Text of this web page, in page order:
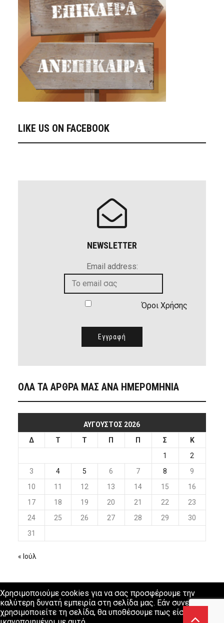
LIKE US ON FACEBOOK
NEWSLETTER
Email address:
Όροι Χρήσης
ΟΛΑ ΤΑ ΑΡΘΡΑ ΜΑΣ ΑΝΑ ΗΜΕΡΟΜΗΝΙΑ
ΑΎΓΟΥΣΤΟΣ 2026
Δ
Τ Τ Π Π Σ
Κ
1
2
3
4 5 6 7 8
9
10
11 12 13 14 15
16
17
18 19 20 21 22
23
24
25 26 27 28 29
30
31
« Ιούλ
Χρησιμοποιούμε cookies για να σας προσφέρουμε την
καλύτερη δυνατή εμπειρία στη σελίδα μας. Εάν συνεχίσετε να
χρησιμοποιείτε τη σελίδα, θα υποθέσουμε πως είστε